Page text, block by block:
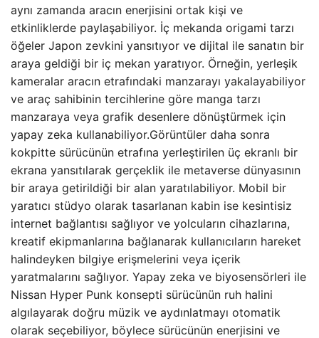
aynı zamanda aracın enerjisini ortak kişi ve
etkinliklerde paylaşabiliyor. İç mekanda origami tarzı
öğeler Japon zevkini yansıtıyor ve dijital ile sanatın bir
araya geldiği bir iç mekan yaratıyor. Örneğin, yerleşik
kameralar aracın etrafındaki manzarayı yakalayabiliyor
ve araç sahibinin tercihlerine göre manga tarzı
manzaraya veya grafik desenlere dönüştürmek için
yapay zeka kullanabiliyor.Görüntüler daha sonra
kokpitte sürücünün etrafına yerleştirilen üç ekranlı bir
ekrana yansıtılarak gerçeklik ile metaverse dünyasının
bir araya getirildiği bir alan yaratılabiliyor. Mobil bir
yaratıcı stüdyo olarak tasarlanan kabin ise kesintisiz
internet bağlantısı sağlıyor ve yolcuların cihazlarına,
kreatif ekipmanlarına bağlanarak kullanıcıların hareket
halindeyken bilgiye erişmelerini veya içerik
yaratmalarını sağlıyor. Yapay zeka ve biyosensörleri ile
Nissan Hyper Punk konsepti sürücünün ruh halini
algılayarak doğru müzik ve aydınlatmayı otomatik
olarak seçebiliyor, böylece sürücünün enerjisini ve